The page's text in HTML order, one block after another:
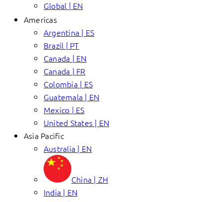
Global | EN
Americas
Argentina | ES
Brazil | PT
Canada | EN
Canada | FR
Colombia | ES
Guatemala | EN
Mexico | ES
United States | EN
Asia Pacific
Australia | EN
China | ZH
India | EN